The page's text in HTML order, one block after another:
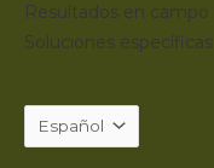
Resultados en campo
Soluciones específicas